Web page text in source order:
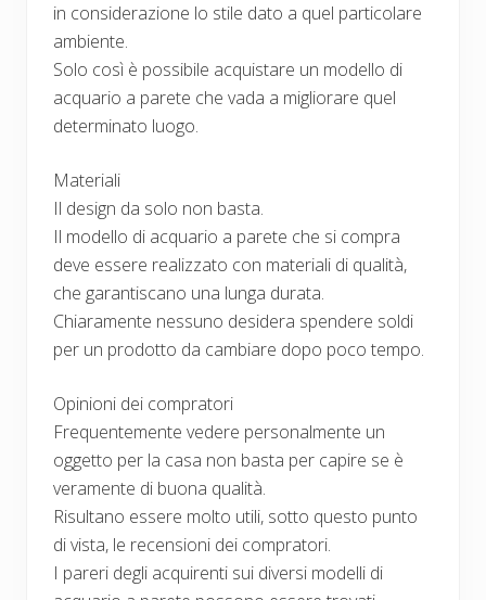
in considerazione lo stile dato a quel particolare
ambiente.
Solo così è possibile acquistare un modello di
acquario a parete che vada a migliorare quel
determinato luogo.
Materiali
Il design da solo non basta.
Il modello di acquario a parete che si compra
deve essere realizzato con materiali di qualità,
che garantiscano una lunga durata.
Chiaramente nessuno desidera spendere soldi
per un prodotto da cambiare dopo poco tempo.
Opinioni dei compratori
Frequentemente vedere personalmente un
oggetto per la casa non basta per capire se è
veramente di buona qualità.
Risultano essere molto utili, sotto questo punto
di vista, le recensioni dei compratori.
I pareri degli acquirenti sui diversi modelli di